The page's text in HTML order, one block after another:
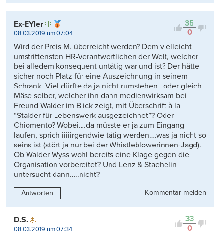
35
0
Ex-EYler
08.03.2019 um 07:04
Wird der Preis M. überreicht werden? Dem vielleicht
umstrittensten HR-Verantwortlichen der Welt, welcher
bei alledem konsequent untätig war und ist? Der hätte
sicher noch Platz für eine Auszeichnung in seinem
Schrank. Viel dürfte da ja nicht rumstehen…oder gleich
Mäse selber, welcher ihn dann medienwirksam bei
Freund Walder im Blick zeigt, mit Überschrift à la
“Stalder für Lebenswerk ausgezeichnet”? Oder
Chiomento? Wobei….da müsste er ja zum Eingang
laufen, sprich iiiiirgendwie tätig werden….was ja nicht so
seins ist (stört ja nur bei der Whistleblowerinnen-Jagd).
Ob Walder Wyss wohl bereits eine Klage gegen die
Organisation vorbereitet? Und Lenz & Staehelin
untersucht dann…..nicht?
Antworten Kommentar melden
33
0
D.S.
08.03.2019 um 07:34